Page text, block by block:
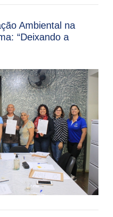
Ambiental na
“Deixando a